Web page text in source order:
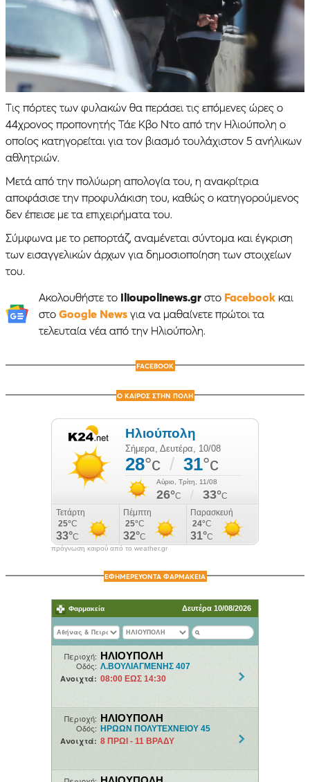
Τις πόρτες των φυλακών θα περάσει τις επόμενες ώρες ο
44χρονος προπονητής Τάε Κβο Ντο από την Ηλιούπολη ο
οποίος κατηγορείται για τον βιασμό τουλάχιστον 5 ανήλικων
αθλητριών.
Μετά από την πολύωρη απολογία του, η ανακρίτρια
αποφάσισε την προφυλάκιση του, καθώς ο κατηγορούμενος
δεν έπεισε με τα επιχειρήματα του.
Σύμφωνα με το ρεπορτάζ, αναμένεται σύντομα και έγκριση
των εισαγγελικών άρχων για δημοσιοποίηση των στοιχείων
του.
Ακολουθήστε το Ilioupolinews.grστο Facebookκαι
στο Google Newsγια να μαθαίνετε πρώτοι τα
τελευταία νέα από την Ηλιούπολη.
FACEBOOK
Ο ΚΑΙΡΟΣ ΣΤΗΝ ΠΟΛΗ
πρόγνωση καιρού από το weather.gr
ΕΦΗΜΕΡΕΥΟΝΤΑ ΦΑΡΜΑΚΕΙΑ